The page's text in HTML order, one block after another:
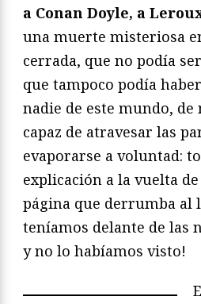
a Conan Doyle, a
una muerte misteriosa
cerrada, que no podía
que tampoco podía
nadie de este mundo, de
capaz de atravesar las
evaporarse a voluntad:
explicación a la vuelta
página que derrumba al
teníamos delante de las
y no lo habíamos visto!